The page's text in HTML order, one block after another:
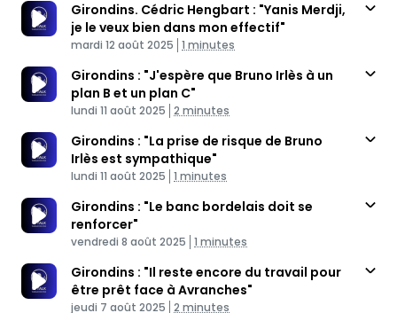
Girondins. Cédric Hengbart : "Yanis Merdji,
je le veux bien dans mon effectif"
Published At
mardi 12 août 2025 Time
1 minutes
Girondins : "J'espère que Bruno Irlès à un
plan B et un plan C"
Published At
lundi 11 août 2025 Time
2 minutes
Girondins : "La prise de risque de Bruno
Irlès est sympathique"
Published At
lundi 11 août 2025 Time
1 minutes
Girondins : "Le banc bordelais doit se
renforcer"
Published At
vendredi 8 août 2025 Time
1 minutes
Girondins : "Il reste encore du travail pour
être prêt face à Avranches"
Published At
jeudi 7 août 2025 Time
2 minutes